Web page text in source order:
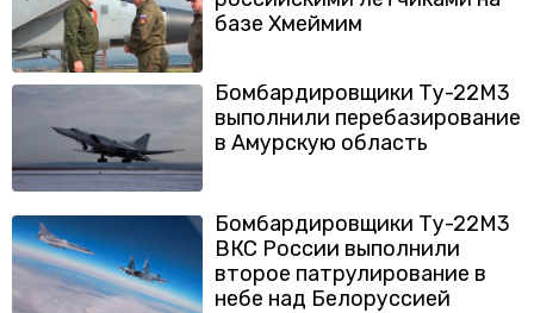
базе Хмеймим
Бомбардировщики Ту-22М3
выполнили перебазирование
в Амурскую область
Бомбардировщики Ту-22М3
ВКС России выполнили
второе патрулирование в
небе над Белоруссией